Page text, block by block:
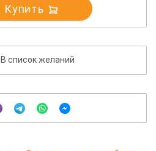
Купить
В список желаний